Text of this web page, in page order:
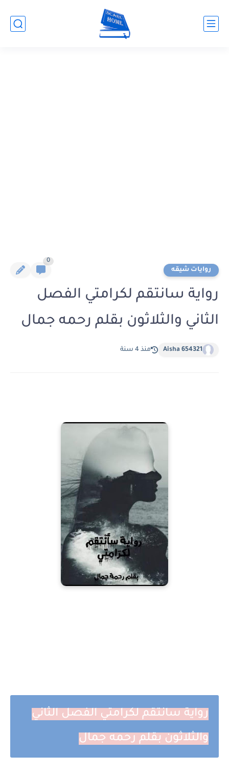
روايات شيقه
0
رواية سانتقم لكرامتي الفصل
الثاني والثلاثون بقلم رحمه جمال
Aisha 654321 منذ 4 سنة
رواية سانتقم لكرامتي الفصل الثاني
والثلاثون بقلم رحمه جمال